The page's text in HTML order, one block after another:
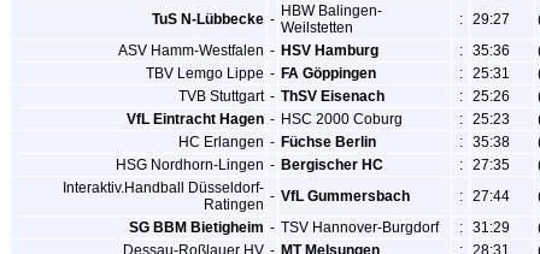
TuS N-Lübbecke - HBW Balingen-
Weilstetten
: 29:27
ASV Hamm-Westfalen - HSV Hamburg : 35:36
TBV Lemgo Lippe - FA Göppingen : 25:31
TVB Stuttgart - ThSV Eisenach : 25:26
VfL Eintracht Hagen - HSC 2000 Coburg : 25:23
HC Erlangen - Füchse Berlin : 35:38
HSG Nordhorn-Lingen - Bergischer HC : 27:35
Interaktiv.Handball Düsseldorf-
Ratingen - VfL Gummersbach : 27:44
SG BBM Bietigheim - TSV Hannover-Burgdorf : 31:29
Dessau-Roßlauer HV - MT Melsungen : 28:31